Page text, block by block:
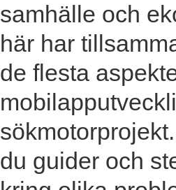
samhälle och
här har
de flesta
du guider och